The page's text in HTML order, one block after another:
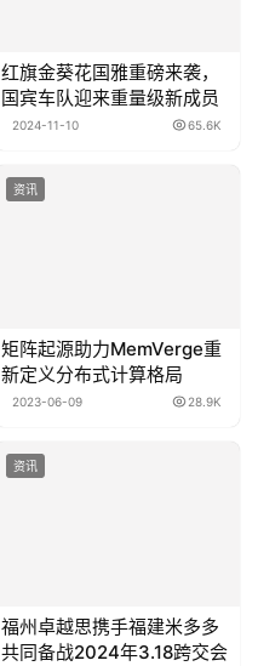
红旗金葵花国雅重磅来袭，
国宾车队迎来重量级新成员
2024-11-10 65.6K
资讯
矩阵起源助力MemVerge重
新定义分布式计算格局
2023-06-09 28.9K
资讯
福州卓越思携手福建米多多
共同备战2024年3.18跨交会